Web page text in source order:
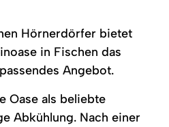
Hörnerdörfer bietet
in Fischen das
Angebot.
Oase als beliebte
Abkühlung. Nach einer